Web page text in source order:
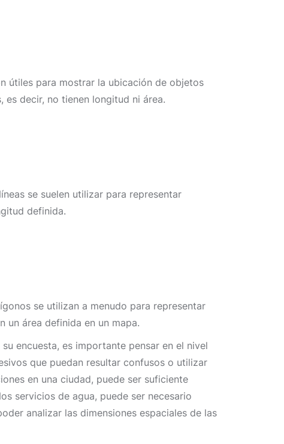
útiles para mostrar la ubicación de objetos
decir, no tienen longitud ni área.
se suelen utilizar para representar
definida.
se utilizan a menudo para representar
un área definida en un mapa.
encuesta, es importante pensar en el nivel
que puedan resultar confusos o utilizar
en una ciudad, puede ser suficiente
servicios de agua, puede ser necesario
analizar las dimensiones espaciales de las